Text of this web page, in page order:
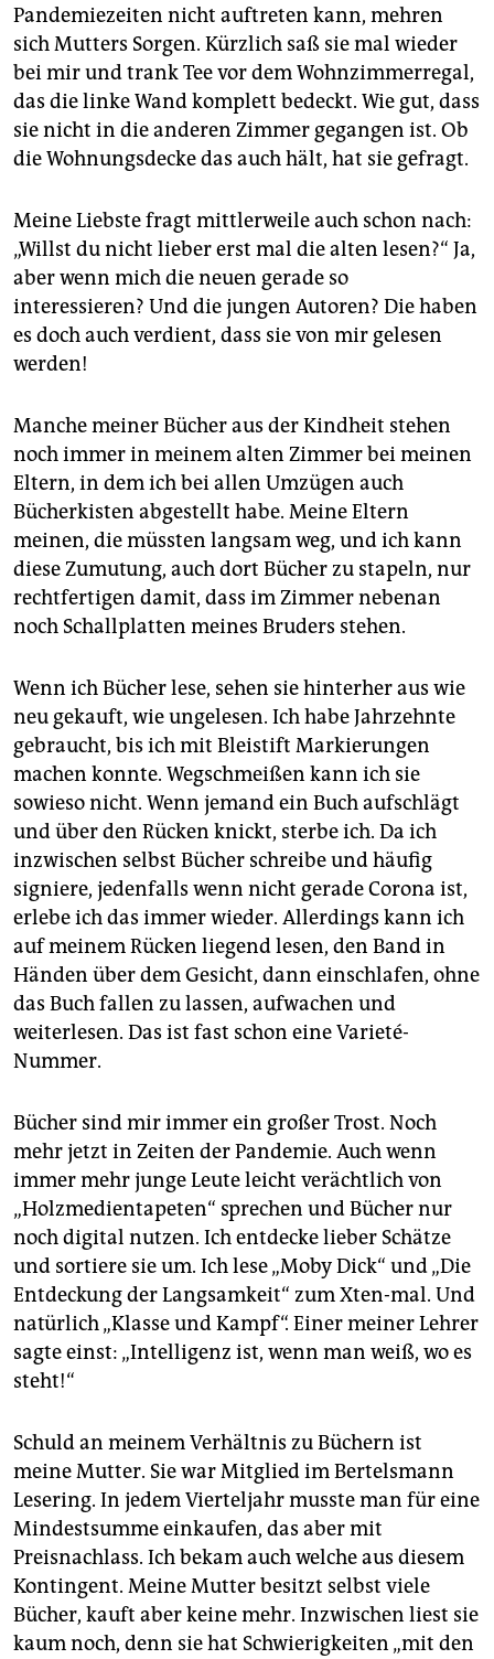
epaper login
Pandemiezeiten nicht auftreten kann, mehren
sich Mutters Sorgen. Kürzlich saß sie mal wieder
bei mir und trank Tee vor dem Wohnzimmerregal,
das die linke Wand komplett bedeckt. Wie gut, dass
sie nicht in die anderen Zimmer gegangen ist. Ob
die Wohnungsdecke das auch hält, hat sie gefragt.
Meine Liebste fragt mittlerweile auch schon nach:
„Willst du nicht lieber erst mal die alten lesen?“ Ja,
aber wenn mich die neuen gerade so
interessieren? Und die jungen Autoren? Die haben
es doch auch verdient, dass sie von mir gelesen
werden!
Manche meiner Bücher aus der Kindheit stehen
noch immer in meinem alten Zimmer bei meinen
Eltern, in dem ich bei allen Umzügen auch
Bücherkisten abgestellt habe. Meine Eltern
meinen, die müssten langsam weg, und ich kann
diese Zumutung, auch dort Bücher zu stapeln, nur
rechtfertigen damit, dass im Zimmer nebenan
noch Schallplatten meines Bruders stehen.
Wenn ich Bücher lese, sehen sie hinterher aus wie
neu gekauft, wie ungelesen. Ich habe Jahrzehnte
gebraucht, bis ich mit Bleistift Markierungen
machen konnte. Wegschmeißen kann ich sie
sowieso nicht. Wenn jemand ein Buch aufschlägt
und über den Rücken knickt, sterbe ich. Da ich
inzwischen selbst Bücher schreibe und häufig
signiere, jedenfalls wenn nicht gerade Corona ist,
erlebe ich das immer wieder. Allerdings kann ich
auf meinem Rücken liegend lesen, den Band in
Händen über dem Gesicht, dann einschlafen, ohne
das Buch fallen zu lassen, aufwachen und
weiterlesen. Das ist fast schon eine Varieté-
Nummer.
Bücher sind mir immer ein großer Trost. Noch
mehr jetzt in Zeiten der Pandemie. Auch wenn
immer mehr junge Leute leicht verächtlich von
„Holzmedientapeten“ sprechen und Bücher nur
noch digital nutzen. Ich entdecke lieber Schätze
und sortiere sie um. Ich lese „Moby Dick“ und „Die
Entdeckung der Langsamkeit“ zum Xten-mal. Und
natürlich „Klasse und Kampf“. Einer meiner Lehrer
sagte einst: „Intelligenz ist, wenn man weiß, wo es
steht!“
Schuld an meinem Verhältnis zu Büchern ist
meine Mutter. Sie war Mitglied im Bertelsmann
Lesering. In jedem Vierteljahr musste man für eine
Mindestsumme einkaufen, das aber mit
Preisnachlass. Ich bekam auch welche aus diesem
Kontingent. Meine Mutter besitzt selbst viele
Bücher, kauft aber keine mehr. Inzwischen liest sie
kaum noch, denn sie hat Schwierigkeiten „mit den